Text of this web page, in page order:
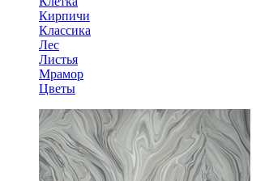
Кирпичи
Классика
Лес
Листья
Мрамор
Цветы